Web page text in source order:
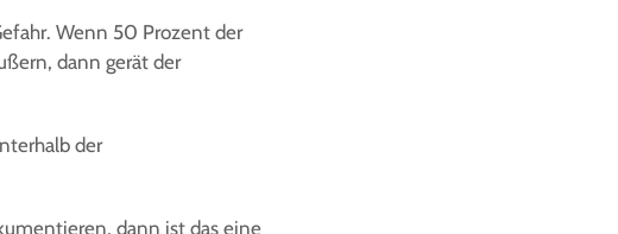
Wenn 50 Prozent der
dann gerät der
der
dann ist das eine